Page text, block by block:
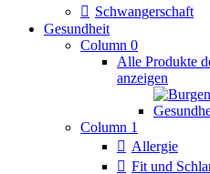
Schwangerschaft
Gesundheit
Column 0
Alle Produkte
anzeigen
Column 1
Allergie
Fit und